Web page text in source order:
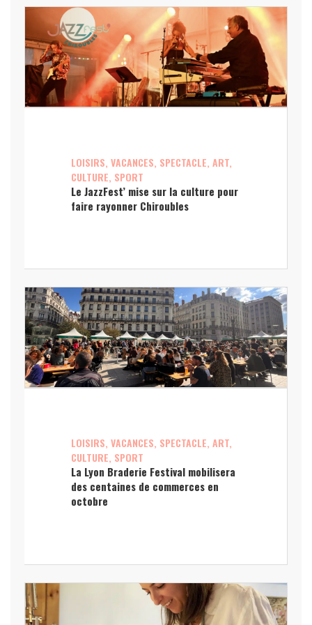
LOISIRS, VACANCES, SPECTACLE, ART,
CULTURE, SPORT
Le JazzFest’ mise sur la culture pour
faire rayonner Chiroubles
LOISIRS, VACANCES, SPECTACLE, ART,
CULTURE, SPORT
La Lyon Braderie Festival mobilisera
des centaines de commerces en
octobre